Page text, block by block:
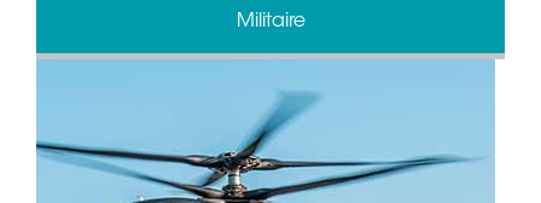
Militaire